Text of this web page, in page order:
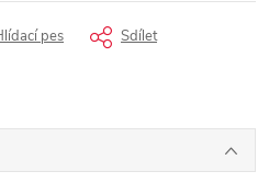
pes Sdílet